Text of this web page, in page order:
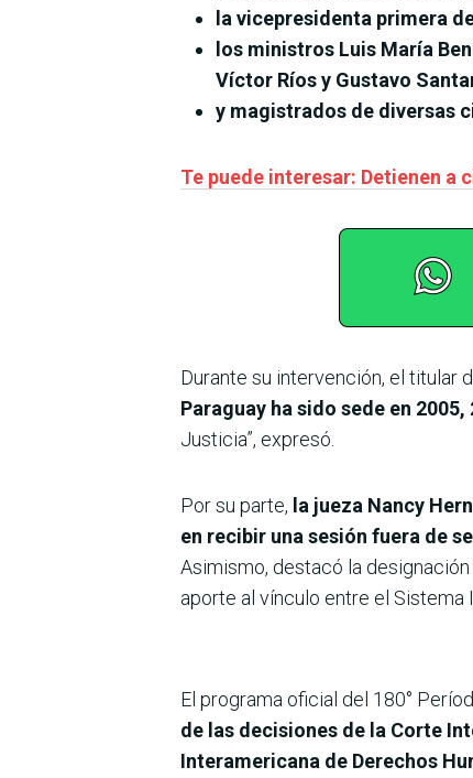
la vicepresidenta primera
los ministros Luis María
Víctor Ríos y Gustavo
y magistrados de diversas
Te puede interesar: Detienen
Durante su intervención, el titular
Paraguay ha sido sede en 2005,
Justicia”, expresó.
Por su parte, la jueza Nancy
en recibir una sesión fuera de
Asimismo, destacó la
aporte al vínculo entre el Sistema
El programa oficial del 180°
de las decisiones de la Corte
Interamericana de Derechos